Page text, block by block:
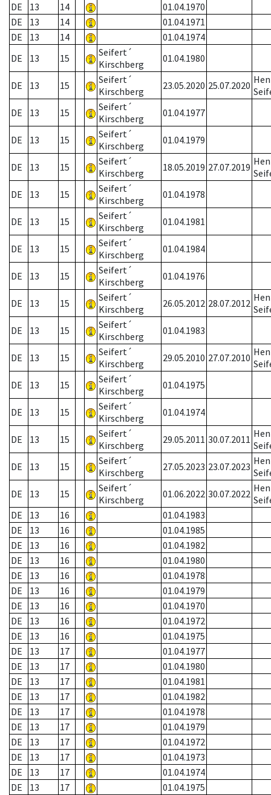
DE 13 14
01.04.1970
DE
13 14
01.04.1971
DE
13 14
01.04.1974
DE
13 15
Seifert´
Kirschberg
01.04.1980
DE 13 15
Seifert´
Kirschberg
23.05.2020 25.07.2020
DE
13 15
Seifert´
Kirschberg
01.04.1977
DE 13 15
Seifert´
Kirschberg
01.04.1979
DE 13 15
Seifert´
Kirschberg
18.05.2019 27.07.2019
DE
13 15
Seifert´
Kirschberg
01.04.1978
DE 13 15
Seifert´
Kirschberg
01.04.1981
DE 13 15
Seifert´
Kirschberg
01.04.1984
DE 13 15
Seifert´
Kirschberg
01.04.1976
DE 13 15
Seifert´
Kirschberg
26.05.2012 28.07.2012
DE
13 15
Seifert´
Kirschberg
01.04.1983
DE 13 15
Seifert´
Kirschberg
29.05.2010 27.07.2010
DE
13 15
Seifert´
Kirschberg
01.04.1975
DE 13 15
Seifert´
Kirschberg
01.04.1974
DE 13 15
Seifert´
Kirschberg
29.05.2011 30.07.2011
DE
13 15
Seifert´
Kirschberg
27.05.2023 23.07.2023
DE
13 15
Seifert´
Kirschberg
01.06.2022 30.07.2022
DE
13 16
01.04.1983
DE
13 16
01.04.1985
DE
13 16
01.04.1982
DE
13 16
01.04.1980
DE
13 16
01.04.1978
DE
13 16
01.04.1979
DE
13 16
01.04.1970
DE
13 16
01.04.1972
DE
13 16
01.04.1975
DE
13 17
01.04.1977
DE
13 17
01.04.1980
DE
13 17
01.04.1981
DE
13 17
01.04.1982
DE
13 17
01.04.1978
DE
13 17
01.04.1979
DE
13 17
01.04.1972
DE
13 17
01.04.1973
DE
13 17
01.04.1974
DE
13 17
01.04.1975